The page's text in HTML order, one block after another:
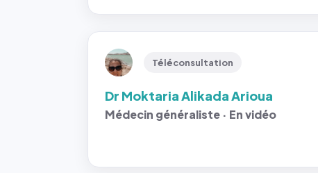
Téléconsultation
Dr Moktaria Alikada Arioua
Médecin généraliste · En vidéo